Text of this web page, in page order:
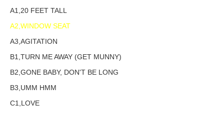
A1,20 FEET TALL
A2,WINDOW SEAT
A3,AGITATION
B1,TURN ME AWAY (GET MUNNY)
B2,GONE BABY, DON'T BE LONG
B3,UMM HMM
C1,LOVE